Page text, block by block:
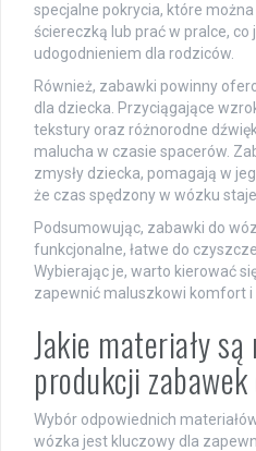
specjalne pokrycia, które
ściereczką lub prać w pralce,
udogodnieniem dla rodziców.
Również, zabawki powinny
dla dziecka. Przyciągające
tekstury oraz różnorodne
malucha w czasie spacerów.
zmysły dziecka, pomagają w
że czas spędzony w wózku
Podsumowując, zabawki do
funkcjonalne, łatwe do
Wybierając je, warto kierować
zapewnić maluszkowi komfort i
Jakie materiały
produkcji
Wybór odpowiednich
wózka jest kluczowy dla